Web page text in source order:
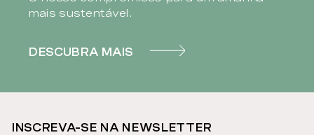
mais sustentável.
DESCUBRA MAIS
INSCREVA-SE NA NEWSLETTER